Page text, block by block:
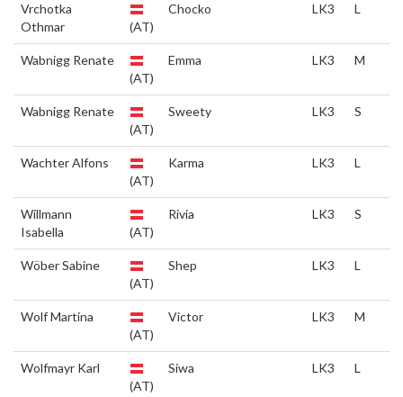
Vrchotka
Othmar
(AT)
Chocko LK3 L
Wabnigg Renate
(AT)
Emma LK3 M
Wabnigg Renate
(AT)
Sweety LK3 S
Wachter Alfons
(AT)
Karma LK3 L
Willmann
Isabella
(AT)
Rivia LK3 S
Wöber Sabine
(AT)
Shep LK3 L
Wolf Martina
(AT)
Victor LK3 M
Wolfmayr Karl
(AT)
Siwa LK3 L